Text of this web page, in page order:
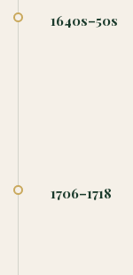
1640s–50s
1706–1718